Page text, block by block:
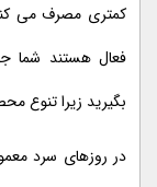
کمتری مصرف می
فعال هستند شما
بگیرید زیرا تنوع
در روزهای سرد